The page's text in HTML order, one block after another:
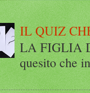
IL QUIZ
LA FIGLIA
quesito che